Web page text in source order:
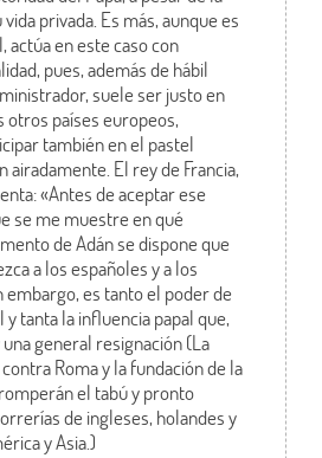
privada. Es más, aunque es
actúa en este caso con
pues, además de hábil
suele ser justo en
otros países europeos,
también en el pastel
airadamente. El rey de Francia,
«Antes de aceptar ese
se me muestre en qué
de Adán se dispone que
a los españoles y a los
embargo, es tanto el poder de
y tanta la influencia papal que,
general resignación (La
Roma y la fundación de la
el tabú y pronto
de ingleses, holandes y
y Asia.)